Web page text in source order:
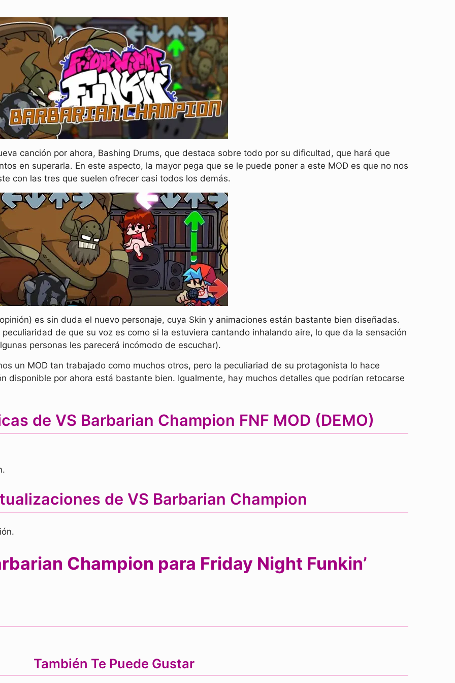
canción por ahora, Bashing Drums, que destaca sobre todo por su dificultad, que hará que
en superarla. En este aspecto, la mayor pega que se le puede poner a este MOD es que no nos
con las tres que suelen ofrecer casi todos los demás.
es sin duda el nuevo personaje, cuya Skin y animaciones están bastante bien diseñadas.
de que su voz es como si la estuviera cantando inhalando aire, lo que da la sensación
personas les parecerá incómodo de escuchar).
un MOD tan trabajado como muchos otros, pero la peculiariad de su protagonista lo hace
disponible por ahora está bastante bien. Igualmente, hay muchos detalles que podrían retocarse
de VS Barbarian Champion FNF MOD (DEMO)
de VS Barbarian Champion
Champion para Friday Night Funkin’
También Te Puede Gustar